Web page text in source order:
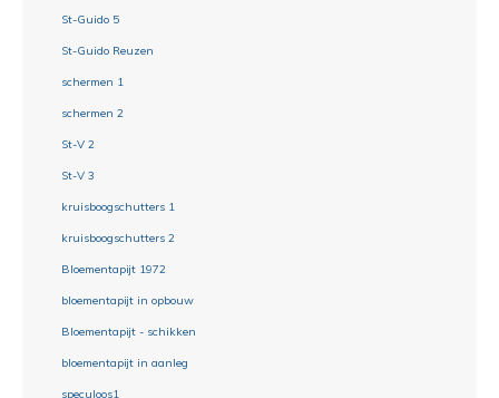
St-Guido 5
St-Guido Reuzen
schermen 1
schermen 2
St-V 2
St-V 3
kruisboogschutters 1
kruisboogschutters 2
Bloementapijt 1972
bloementapijt in opbouw
Bloementapijt - schikken
bloementapijt in aanleg
speculoos1